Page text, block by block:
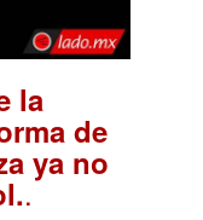
la
de
ya no
.